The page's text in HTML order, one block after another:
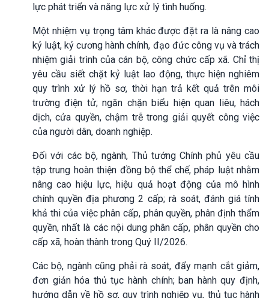
lực phát triển và năng lực xử lý tình huống.
Một nhiệm vụ trọng tâm khác được đặt ra là nâng cao
kỷ luật, kỷ cương hành chính, đạo đức công vụ và trách
nhiệm giải trình của cán bộ, công chức cấp xã. Chỉ thị
yêu cầu siết chặt kỷ luật lao động, thực hiện nghiêm
quy trình xử lý hồ sơ, thời hạn trả kết quả trên môi
trường điện tử; ngăn chặn biểu hiện quan liêu, hách
dịch, cửa quyền, chậm trễ trong giải quyết công việc
của người dân, doanh nghiệp.
Đối với các bộ, ngành, Thủ tướng Chính phủ yêu cầu
tập trung hoàn thiện đồng bộ thể chế, pháp luật nhằm
nâng cao hiệu lực, hiệu quả hoạt động của mô hình
chính quyền địa phương 2 cấp; rà soát, đánh giá tính
khả thi của việc phân cấp, phân quyền, phân định thẩm
quyền, nhất là các nội dung phân cấp, phân quyền cho
cấp xã, hoàn thành trong Quý II/2026.
Các bộ, ngành cũng phải rà soát, đẩy mạnh cắt giảm,
đơn giản hóa thủ tục hành chính; ban hành quy định,
hướng dẫn về hồ sơ, quy trình nghiệp vụ, thủ tục hành